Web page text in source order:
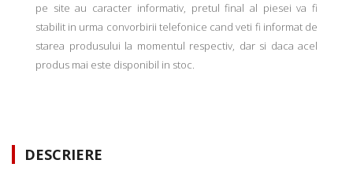
pe site au caracter informativ, pretul final al piesei va fi
stabilit in urma convorbirii telefonice cand veti fi informat de
starea produsului la momentul respectiv, dar si daca acel
produs mai este disponibil in stoc.
DESCRIERE